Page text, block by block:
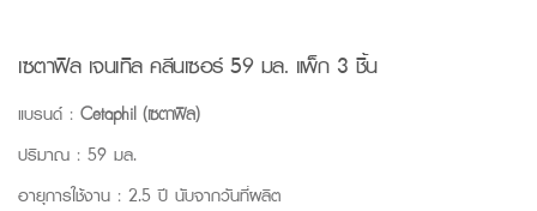
เซตาฟิล เจนเทิล คลีนเซอร์ 59 มล. แพ็ก 3 ชิ้น
แบรนด์ : Cetaphil (เซตาฟิล)
ปริมาณ : 59 มล.
อายุการใช้งาน : 2.5 ปี นับจากวันที่ผลิต